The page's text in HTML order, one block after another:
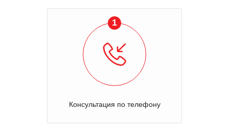
1
Консультация по телефону